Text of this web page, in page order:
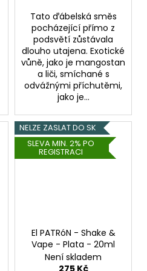
Tato ďábelská směs
pocházející přímo z
podsvětí zůstávala
dlouho utajena. Exotické
vůně, jako je mangostan
a liči, smíchané s
odvážnými příchutěmi,
jako je...
NELZE ZASLAT DO SK
SLEVA MIN. 2% PO
REGISTRACI
El PATRóN - Shake &
Vape - Plata - 20ml
Není skladem
275 Kč